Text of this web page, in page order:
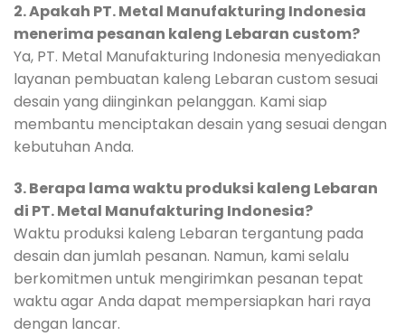
2. Apakah PT. Metal Manufakturing Indonesia
menerima pesanan kaleng Lebaran custom?
Ya, PT. Metal Manufakturing Indonesia menyediakan
layanan pembuatan kaleng Lebaran custom sesuai
desain yang diinginkan pelanggan. Kami siap
membantu menciptakan desain yang sesuai dengan
kebutuhan Anda.
3. Berapa lama waktu produksi kaleng Lebaran
di PT. Metal Manufakturing Indonesia?
Waktu produksi kaleng Lebaran tergantung pada
desain dan jumlah pesanan. Namun, kami selalu
berkomitmen untuk mengirimkan pesanan tepat
waktu agar Anda dapat mempersiapkan hari raya
dengan lancar.